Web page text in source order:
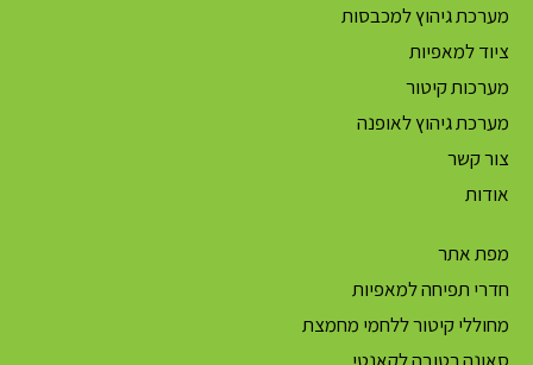
מערכת גיהוץ למכבסות
ציוד למאפיות
מערכות קיטור
מערכת גיהוץ לאופנה
צור קשר
אודות
מפת אתר
חדרי תפיחה למאפיות
מחוללי קיטור ללחמי מחמצת